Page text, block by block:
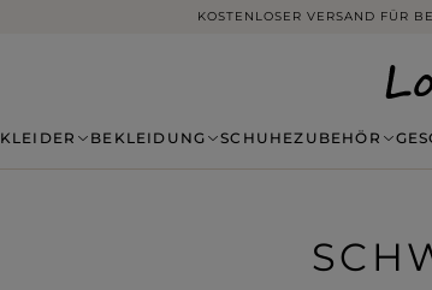
14 TAGE RÜCKGABE
KLEIDER BEKLEIDUNG SCHUHEZUBEHÖR